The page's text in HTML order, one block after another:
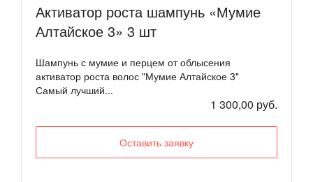
Активатор роста шампунь «Мумие
Алтайское 3» 3 шт
Шампунь с мумие и перцем от облысения
активатор роста волос "Мумие Алтайское 3"
Самый лучший...
1 300,00 руб.
Оставить заявку